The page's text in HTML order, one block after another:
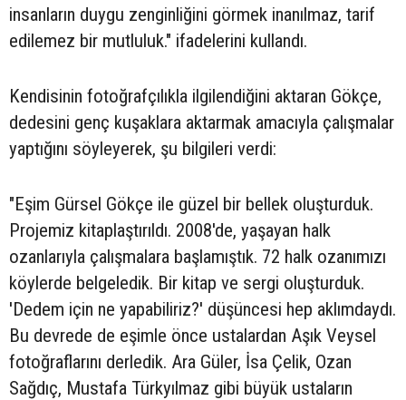
insanların duygu zenginliğini görmek inanılmaz, tarif
edilemez bir mutluluk." ifadelerini kullandı.
Kendisinin fotoğrafçılıkla ilgilendiğini aktaran Gökçe,
dedesini genç kuşaklara aktarmak amacıyla çalışmalar
yaptığını söyleyerek, şu bilgileri verdi:
"Eşim Gürsel Gökçe ile güzel bir bellek oluşturduk.
Projemiz kitaplaştırıldı. 2008'de, yaşayan halk
ozanlarıyla çalışmalara başlamıştık. 72 halk ozanımızı
köylerde belgeledik. Bir kitap ve sergi oluşturduk.
'Dedem için ne yapabiliriz?' düşüncesi hep aklımdaydı.
Bu devrede de eşimle önce ustalardan Aşık Veysel
fotoğraflarını derledik. Ara Güler, İsa Çelik, Ozan
Sağdıç, Mustafa Türkyılmaz gibi büyük ustaların